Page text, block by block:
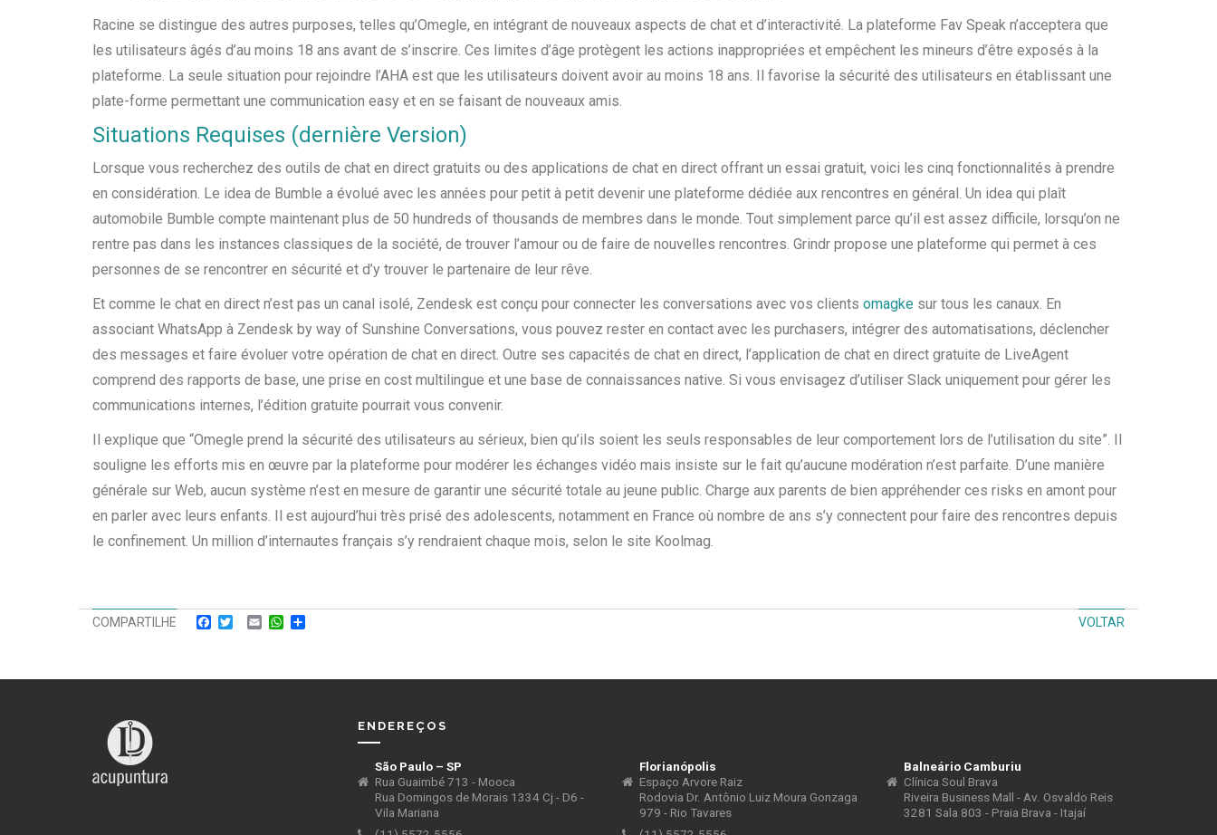
Racine se distingue des autres purposes, telles qu’Omegle, en intégrant de nouveaux aspects de chat et d’interactivité. La plateforme Fav Speak n’acceptera que
les utilisateurs âgés d’au moins 18 ans avant de s’inscrire. Ces limites d’âge protègent les actions inappropriées et empêchent les mineurs d’être exposés à la
plateforme. La seule situation pour rejoindre l’AHA est que les utilisateurs doivent avoir au moins 18 ans. Il favorise la sécurité des utilisateurs en établissant une
plate-forme permettant une communication easy et en se faisant de nouveaux amis.
Situations Requises (dernière Version)
Lorsque vous recherchez des outils de chat en direct gratuits ou des applications de chat en direct offrant un essai gratuit, voici les cinq fonctionnalités à prendre
en considération. Le idea de Bumble a évolué avec les années pour petit à petit devenir une plateforme dédiée aux rencontres en général. Un idea qui plaît
automobile Bumble compte maintenant plus de 50 hundreds of thousands de membres dans le monde. Tout simplement parce qu’il est assez difficile, lorsqu’on ne
rentre pas dans les instances classiques de la société, de trouver l’amour ou de faire de nouvelles rencontres. Grindr propose une plateforme qui permet à ces
personnes de se rencontrer en sécurité et d’y trouver le partenaire de leur rêve.
Et comme le chat en direct n’est pas un canal isolé, Zendesk est conçu pour connecter les conversations avec vos clients omagke sur tous les canaux. En
associant WhatsApp à Zendesk by way of Sunshine Conversations, vous pouvez rester en contact avec les purchasers, intégrer des automatisations, déclencher
des messages et faire évoluer votre opération de chat en direct. Outre ses capacités de chat en direct, l’application de chat en direct gratuite de LiveAgent
comprend des rapports de base, une prise en cost multilingue et une base de connaissances native. Si vous envisagez d’utiliser Slack uniquement pour gérer les
communications internes, l’édition gratuite pourrait vous convenir.
Il explique que “Omegle prend la sécurité des utilisateurs au sérieux, bien qu’ils soient les seuls responsables de leur comportement lors de l’utilisation du site”. Il
souligne les efforts mis en œuvre par la plateforme pour modérer les échanges vidéo mais insiste sur le fait qu’aucune modération n’est parfaite. D’une manière
générale sur Web, aucun système n’est en mesure de garantir une sécurité totale au jeune public. Charge aux parents de bien appréhender ces risks en amont pour
en parler avec leurs enfants. Il est aujourd’hui très prisé des adolescents, notamment en France où nombre de ans s’y connectent pour faire des rencontres depuis
le confinement. Un million d’internautes français s’y rendraient chaque mois, selon le site Koolmag.
COMPARTILHE Facebook
TwitterEmailWhatsApp VOLTAR
ENDEREÇOS
São Paulo – SP
Rua Guaimbé 713 - Mooca
Rua Domingos de Morais 1334 Cj - D6 -
Vila Mariana
Florianópolis
Espaço Arvore Raiz
Rodovia Dr. Antônio Luiz Moura Gonzaga
979 - Rio Tavares
Balneário Camburiu
Clínica Soul Brava
Riveira Business Mall - Av. Osvaldo Reis
3281 Sala 803 - Praia Brava - Itajaí